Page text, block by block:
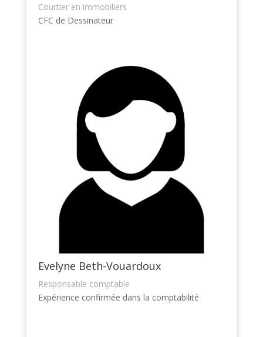
Courtier en immobiliers
CFC de Dessinateur
Evelyne Beth-Vouardoux
Responsable comptable
Expérience confirmée dans la comptabilité